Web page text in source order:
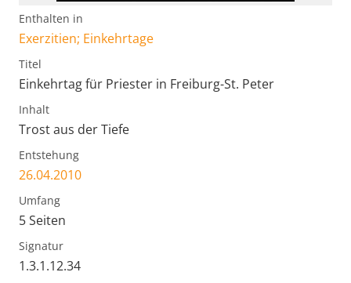
Enthalten in
Exerzitien; Einkehrtage
Titel
Einkehrtag für Priester in Freiburg-St. Peter
Inhalt
Trost aus der Tiefe
Entstehung
26.04.2010
Umfang
5 Seiten
Signatur
1.3.1.12.34